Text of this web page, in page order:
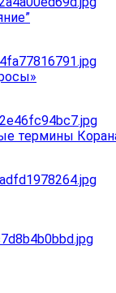
термины